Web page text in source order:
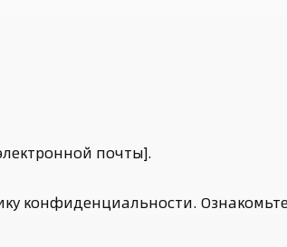
почты].
конфиденциальности.